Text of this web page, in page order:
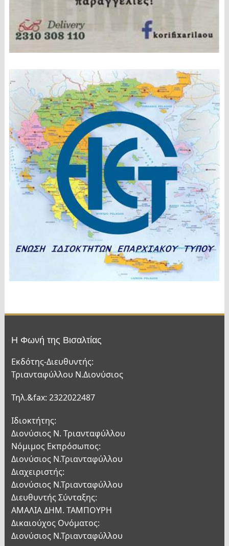
Η Φωνή της Βισαλτίας
Εκδότης-Διευθυντής:
Τριανταφύλλου Ν.Διονύσιος
Τηλ.&fax: 2322022487
Ιδιοκτήτης:
Διονύσιος Ν. Τριανταφύλλου
Νόμιμος Εκπρόσωπος:
Διονύσιος Ν.Τριανταφύλλου
Διαχειριστής:
Διονύσιος Ν.Τριανταφύλλου
Διευθυντής Σύνταξης:
ΑΜΑΛΙΑ ΔΗΜ. ΤΑΜΠΟΥΡΗ
Δικαιούχος Ονόματος:
Διονύσιος Ν.Τριανταφύλλου